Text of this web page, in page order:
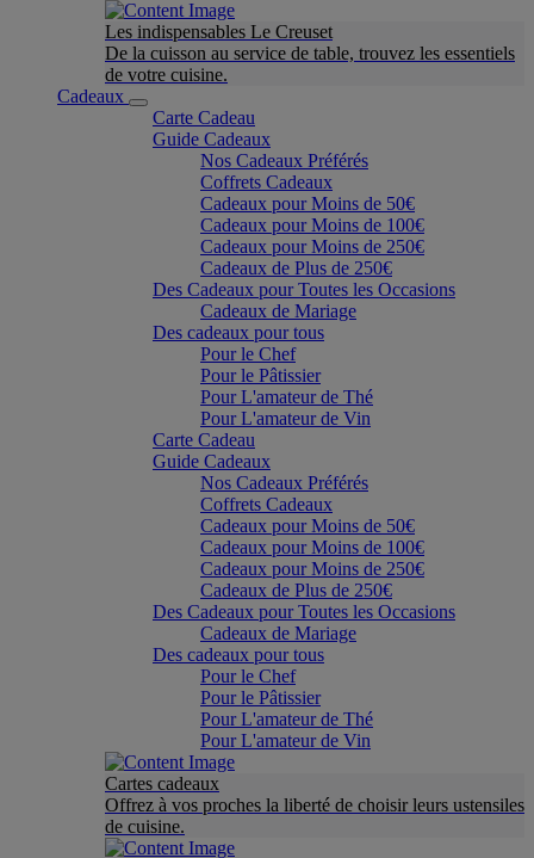
Les indispensables Le Creuset
De la cuisson au service de table, trouvez les essentiels
de votre cuisine.
Cadeaux
Carte Cadeau
Guide Cadeaux
Nos Cadeaux Préférés
Coffrets Cadeaux
Cadeaux pour Moins de 50€
Cadeaux pour Moins de 100€
Cadeaux pour Moins de 250€
Cadeaux de Plus de 250€
Des Cadeaux pour Toutes les Occasions
Cadeaux de Mariage
Des cadeaux pour tous
Pour le Chef
Pour le Pâtissier
Pour L'amateur de Thé
Pour L'amateur de Vin
Carte Cadeau
Guide Cadeaux
Nos Cadeaux Préférés
Coffrets Cadeaux
Cadeaux pour Moins de 50€
Cadeaux pour Moins de 100€
Cadeaux pour Moins de 250€
Cadeaux de Plus de 250€
Des Cadeaux pour Toutes les Occasions
Cadeaux de Mariage
Des cadeaux pour tous
Pour le Chef
Pour le Pâtissier
Pour L'amateur de Thé
Pour L'amateur de Vin
Cartes cadeaux
Offrez à vos proches la liberté de choisir leurs ustensiles
de cuisine.